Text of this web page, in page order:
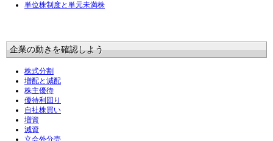
単位株制度と単元未満株
企業の動きを確認しよう
株式分割
増配と減配
株主優待
優待利回り
自社株買い
増資
減資
立会外分売